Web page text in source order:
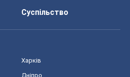
Суспільство
Харків
Дніпро